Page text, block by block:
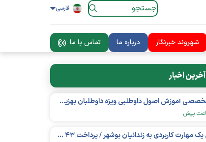
فارسی
شهروند خبرنگار درباره ما تماس با ما
آخرین اخبار
کارگاه تخصصی آموزش اصول داوطلبی ویژه داوطلبان بهزیستی برگزار شد
آموزش یک مهارت کاربردی به زندانیان بوشهر / پرداخت ۴۳ میلیارد تومان تسهیلات خوداشتغالی